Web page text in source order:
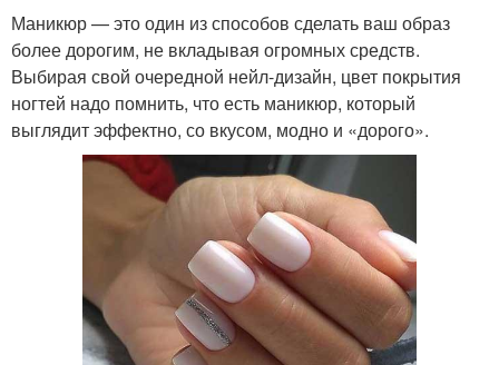
Маникюр — это один из способов сделать ваш образ
более дорогим, не вкладывая огромных средств.
Выбирая свой очередной нейл-дизайн, цвет покрытия
ногтей надо помнить, что есть маникюр, который
выглядит эффектно, со вкусом, модно и «дорого».